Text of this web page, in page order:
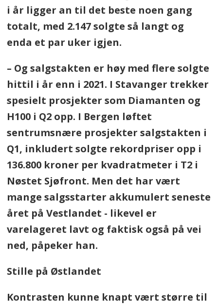
i år ligger an til det beste noen gang
totalt, med 2.147 solgte så langt og
enda et par uker igjen.
– Og salgstakten er høy med flere solgte
hittil i år enn i 2021. I Stavanger trekker
spesielt prosjekter som Diamanten og
H100 i Q2 opp. I Bergen løftet
sentrumsnære prosjekter salgstakten i
Q1, inkludert solgte rekordpriser opp i
136.800 kroner per kvadratmeter i T2 i
Nøstet Sjøfront. Men det har vært
mange salgsstarter akkumulert seneste
året på Vestlandet - likevel er
varelageret lavt og faktisk også på vei
ned, påpeker han.
Stille på Østlandet
Kontrasten kunne knapt vært større til